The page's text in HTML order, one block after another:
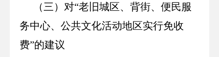
（三）对“老旧城区、背街、便民服
务中心、公共文化活动地区实行免收
费”的建议